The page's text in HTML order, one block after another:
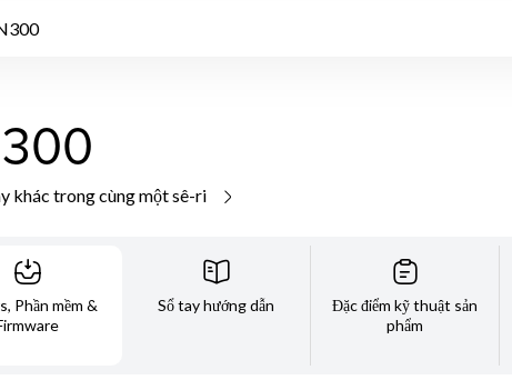
khác trong cùng một sê-ri
Phần mềm &
Sổ tay hướng dẫn
Đặc điểm kỹ thuật sản
phẩm